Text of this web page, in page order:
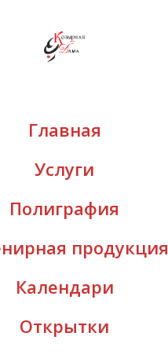
Главная
Услуги
Полиграфия
продукция
Календари
Открытки